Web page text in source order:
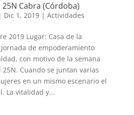
Cabra (Córdoba)
| Dic 1, 2019| Actividades
2019 Lugar: Casa de la
de empoderamiento
con motivo de la semana
Cuando se juntan varias
en un mismo escenario el
La vitalidad y...